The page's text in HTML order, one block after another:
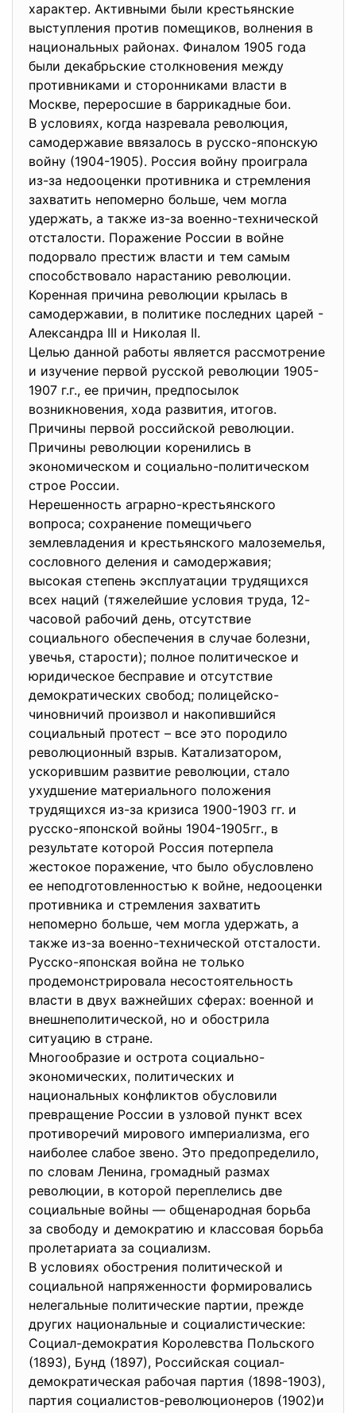
характер. Активными были крестьянские
выступления против помещиков, волнения в
национальных районах. Финалом 1905 года
были декабрьские столкновения между
противниками и сторонниками власти в
Москве, переросшие в баррикадные бои.
В условиях, когда назревала революция,
самодержавие ввязалось в русско-японскую
войну (1904-1905). Россия войну проиграла
из-за недооценки противника и стремления
захватить непомерно больше, чем могла
удержать, а также из-за военно-технической
отсталости. Поражение России в войне
подорвало престиж власти и тем самым
способствовало нарастанию революции.
Коренная причина революции крылась в
самодержавии, в политике последних царей -
Александра III и Николая II.
Целью данной работы является рассмотрение
и изучение первой русской революции 1905-
1907 г.г., ее причин, предпосылок
возникновения, хода развития, итогов.
Причины первой российской революции.
Причины революции коренились в
экономическом и социально-политическом
строе России.
Нерешенность аграрно-крестьянского
вопроса; сохранение помещичьего
землевладения и крестьянского малоземелья,
сословного деления и самодержавия;
высокая степень эксплуатации трудящихся
всех наций (тяжелейшие условия труда, 12-
часовой рабочий день, отсутствие
социального обеспечения в случае болезни,
увечья, старости); полное политическое и
юридическое бесправие и отсутствие
демократических свобод; полицейско-
чиновничий произвол и накопившийся
социальный протест – все это породило
революционный взрыв. Катализатором,
ускорившим развитие революции, стало
ухудшение материального положения
трудящихся из-за кризиса 1900-1903 гг. и
русско-японской войны 1904-1905гг., в
результате которой Россия потерпела
жестокое поражение, что было обусловлено
ее неподготовленностью к войне, недооценки
противника и стремления захватить
непомерно больше, чем могла удержать, а
также из-за военно-технической отсталости.
Русско-японская война не только
продемонстрировала несостоятельность
власти в двух важнейших сферах: военной и
внешнеполитической, но и обострила
ситуацию в стране.
Многообразие и острота социально-
экономических, политических и
национальных конфликтов обусловили
превращение России в узловой пункт всех
противоречий мирового империализма, его
наиболее слабое звено. Это предопределило,
по словам Ленина, громадный размах
революции, в которой переплелись две
социальные войны — общенародная борьба
за свободу и демократию и классовая борьба
пролетариата за социализм.
В условиях обострения политической и
социальной напряженности формировались
нелегальные политические партии, прежде
других национальные и социалистические:
Социал-демократия Королевства Польского
(1893), Бунд (1897), Российская социал-
демократическая рабочая партия (1898-1903),
партия социалистов-революционеров (1902)и